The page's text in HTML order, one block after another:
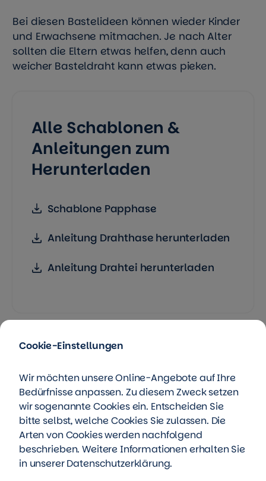
Bei diesen Bastelideen können wieder Kinder
und Erwachsene mitmachen. Je nach Alter
sollten die Eltern etwas helfen, denn auch
weicher Basteldraht kann etwas pieken.
Alle Schablonen &
Anleitungen zum
Herunterladen
Schablone Papphase
Anleitung Drahthase herunterladen
Anleitung Drahtei herunterladen
Richtig abgebogen: Jetzt
basteln wir Drahthasen und
Drahteier für jeden
Geschmack
Cookie-Einstellungen
Wir möchten unsere Online-Angebote auf Ihre
Bedürfnisse anpassen. Zu diesem Zweck setzen
wir sogenannte Cookies ein. Entscheiden Sie
bitte selbst, welche Cookies Sie zulassen. Die
Arten von Cookies werden nachfolgend
beschrieben. Weitere Informationen erhalten Sie
in unsererDatenschutzerklärung.